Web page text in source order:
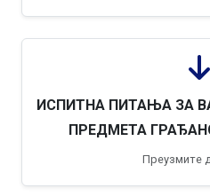
ИСПИТНА ПИТАЊА ЗА
ПРЕДМЕТА
Преузмите